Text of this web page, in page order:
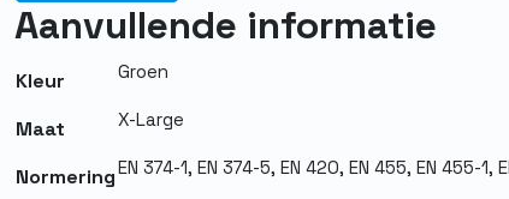
Maat
XL
Afwerking buitenzijde
Poedervrij
Normering
EN 420, EN 455
Aanvullende informatie
Kleur Groen
Maat X-Large
NormeringEN 374-1, EN 374-5, EN 420, EN 455, EN 455-1,